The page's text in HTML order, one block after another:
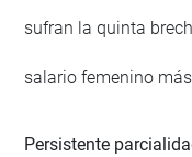
sufran la quinta
salario femenino
Persistente